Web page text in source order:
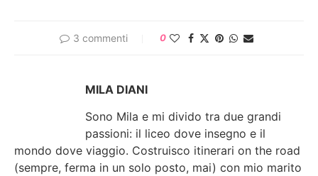
3 commenti 0
MILA DIANI
Sono Mila e mi divido tra due grandi
passioni: il liceo dove insegno e il
mondo dove viaggio. Costruisco itinerari on the road
(sempre, ferma in un solo posto, mai) con mio marito